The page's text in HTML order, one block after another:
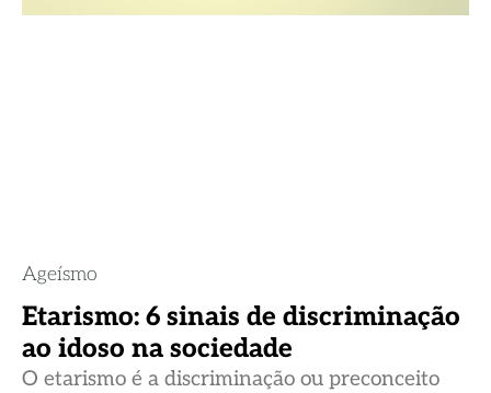
Ageísmo
Etarismo: 6 sinais de discriminação
ao idoso na sociedade
O etarismo é a discriminação ou preconceito